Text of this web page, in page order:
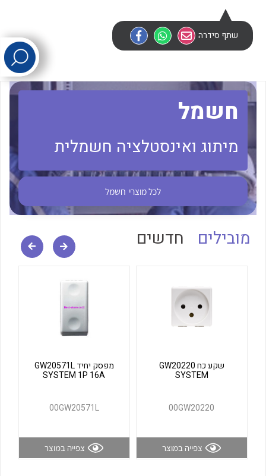
לכל מוצרי היצרן לכל מוצרי היצרן
שתף סידרה
חשמל
מיתוג ואינסטלציה חשמלית
לכל מוצרי חשמל
מובילים חדשים
שקע כח GW20220
SYSTEM
00GW20220
צפייה במוצר
מפסק יחיד GW20571L
SYSTEM 1P 16A
00GW20571L
צפייה במוצר